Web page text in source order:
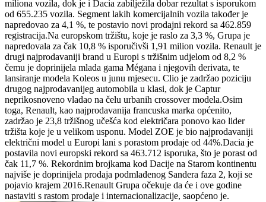
miliona vozila, dok je i Dacia zabilježila dobar rezultat s isporukom
od 655.235 vozila. Segment lakih komercijalnih vozila također je
napredovao za 4,1 %, te postavio novi prodajni rekord sa 462.859
registracija.Na europskom tržištu, koje je raslo za 3,3 %, Grupa je
napredovala za čak 10,8 % isporučivši 1,91 milion vozila. Renault je
drugi najprodavaniji brand u Europi s tržišnim udjelom od 8,2 %
čemu je doprinijela mlada gama Mégana i njegovih derivata, te
lansiranje modela Koleos u junu mjesecu. Clio je zadržao poziciju
drugog najprodavanijeg automobila u klasi, dok je Captur
neprikosnoveno vladao na čelu urbanih crossover modela.Osim
toga, Renault, kao najprodavanija francuska marka općenito,
zadržao je 23,8 tržišnog učešća kod električara ponovo kao lider
tržišta koje je u velikom usponu. Model ZOE je bio najprodavaniji
električni model u Europi lani s porastom prodaje od 44%.Dacia je
postavila novi europski rekord sa 463.712 isporuka, što je porast od
čak 11,7 %. Rekordnim brojkama kod Dacije na Starom kontinentu
najviše je doprinijela prodaja podmlađenog Sandera faza 2, koji se
pojavio krajem 2016.Renault Grupa očekuje da će i ove godine
nastaviti s rastom prodaje i internacionalizacije, saopćeno je.